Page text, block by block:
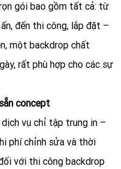
gói bao gồm tất cả: từ
đến thi công, lắp đặt –
một backdrop chất
rất phù hợp cho các sự
concept
dịch vụ chỉ tập trung in –
phí chỉnh sửa và thời
với thi công backdrop